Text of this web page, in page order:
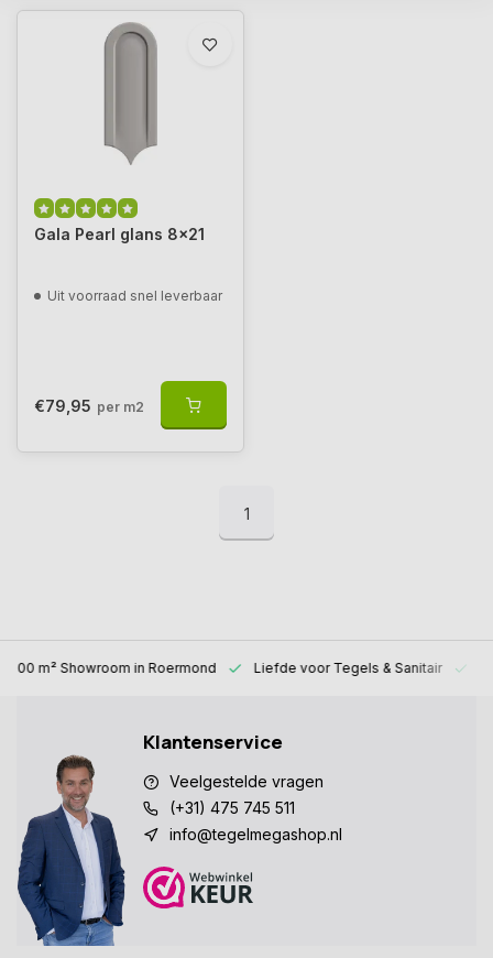
Gala Pearl glans 8x21
Uit voorraad snel leverbaar
€79,95 per m2
1
1000 m² Showroom in Roermond Liefde voorTegels & Sanitair
Klantenservice
Veelgestelde vragen
(+31) 475 745 511
info@tegelmegashop.nl